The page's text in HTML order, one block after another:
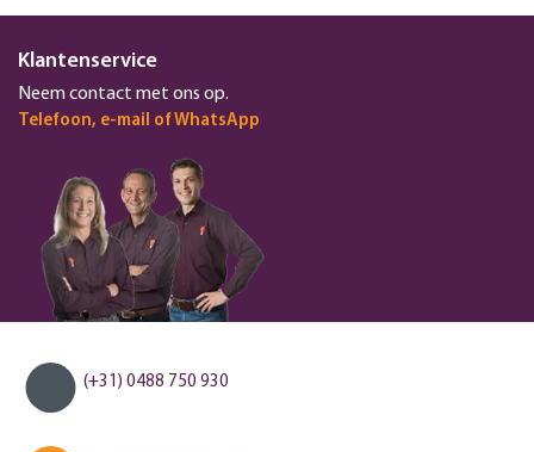
Klantenservice
Neem contact met ons op.
Telefoon, e-mail of WhatsApp
(+31) 0488 750 930